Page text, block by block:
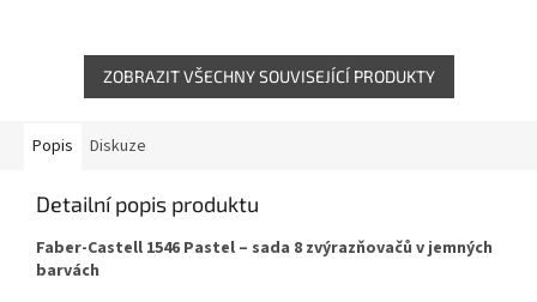
technologií...
zabraňuje rozmazání...
ZOBRAZIT VŠECHNY SOUVISEJÍCÍ PRODUKTY
Popis Diskuze
Detailní popis produktu
Faber-Castell 1546 Pastel – sada 8 zvýrazňovačů v jemných
barvách